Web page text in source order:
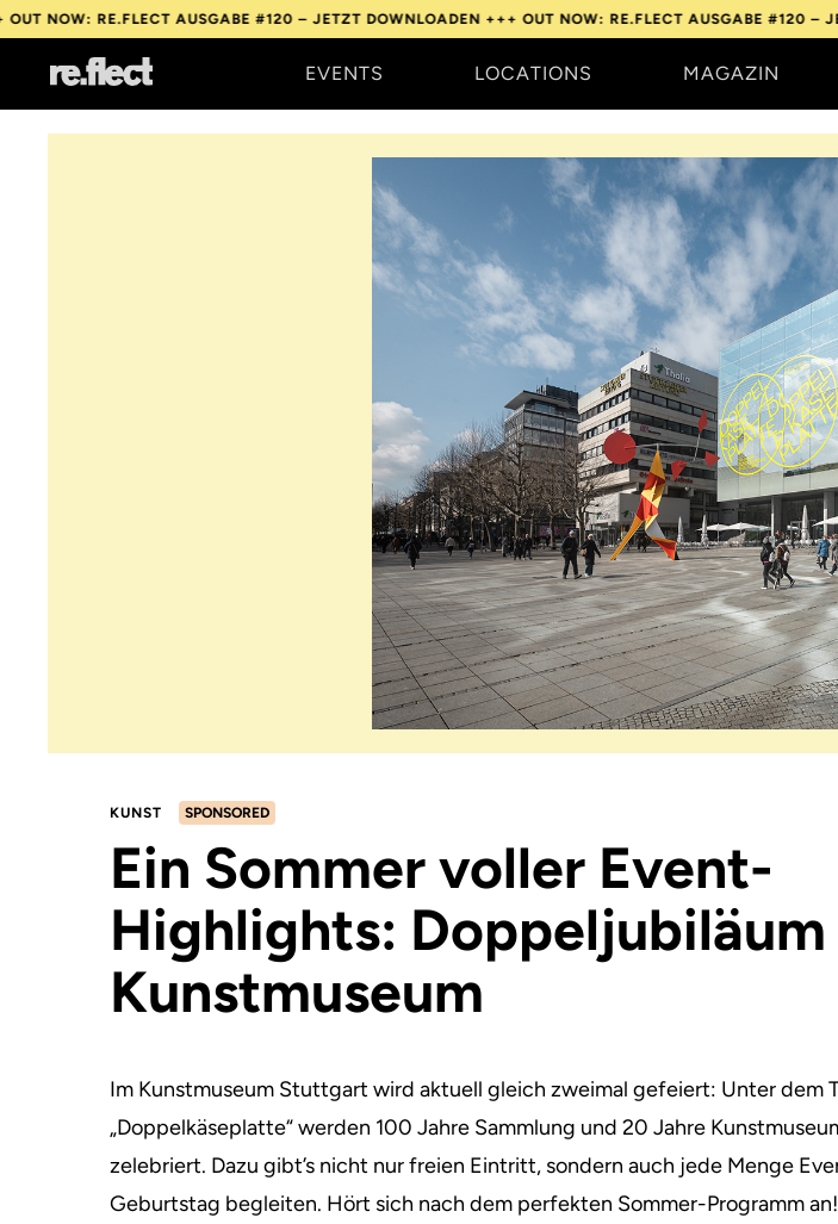
AUSGABE #120 – JETZT DOWNLOADEN +++OUT NOW: RE.FLECT AUSGABE #120 – JETZT
EVENTS LOCATIONS MAGAZIN
KUNST SPONSORED
Ein Sommer voller Event-
Highlights: Doppeljubiläum
Kunstmuseum
Im Kunstmuseum Stuttgart wird aktuell gleich zweimal gefeiert: Unter dem
„Doppelkäseplatte“ werden 100 Jahre Sammlung und 20 Jahre
zelebriert. Dazu gibt’s nicht nur freien Eintritt, sondern auch jede Menge
Geburtstag begleiten. Hört sich nach dem perfekten Sommer-Programm an!